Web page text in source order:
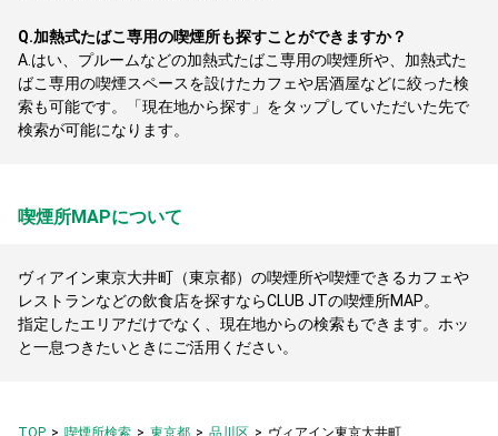
Q.加熱式たばこ専用の喫煙所も探すことができますか？
A. はい、プルームなどの加熱式たばこ専用の喫煙所や、加熱式た
ばこ専用の喫煙スペースを設けたカフェや居酒屋などに絞った検
索も可能です。「現在地から探す」をタップしていただいた先で
検索が可能になります。
喫煙所MAPについて
ヴィアイン東京大井町（東京都）の喫煙所や喫煙できるカフェや
レストランなどの飲食店を探すならCLUB JTの喫煙所MAP。
指定したエリアだけでなく、現在地からの検索もできます。ホッ
と一息つきたいときにご活用ください。
TOP 喫煙所検索 東京都 品川区 ヴィアイン東京大井町